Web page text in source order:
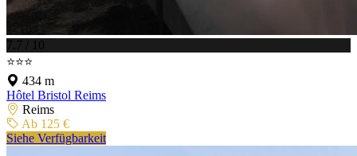
7.7 / 10
⭐⭐⭐
434 m
Hôtel Bristol Reims
Reims
Ab 125 €
Siehe Verfügbarkeit